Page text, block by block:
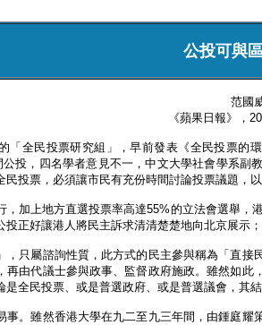
公投可與
范國
《蘋果日報》，
「全民投票研究組」，早前發表《全民投票的
投，四名學者意見不一，中文大學社會學系副
民投票，必須讓市民有充份時間討論投票議題，
，加上地方直選投票率高達55%的立法會選舉
投正好讓港人將民主訴求清清楚楚地向北京展示
，只屬諮詢性質，此方式的民主參與稱為「直
再由代議士參與政事、監督政府施政。雖然如
是全民投票、或是普選政府、或是普選議會，其
事。雖然香港大學在九二至九三年間，由鍾庭